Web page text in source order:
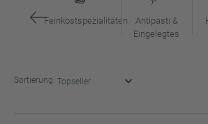
Feinkostspezialitäten
Antipasti &
Eingelegtes
Sortierung: